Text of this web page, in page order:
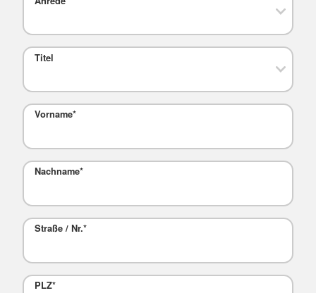
Titel
Vorname*
Nachname*
Straße / Nr.*
PLZ*